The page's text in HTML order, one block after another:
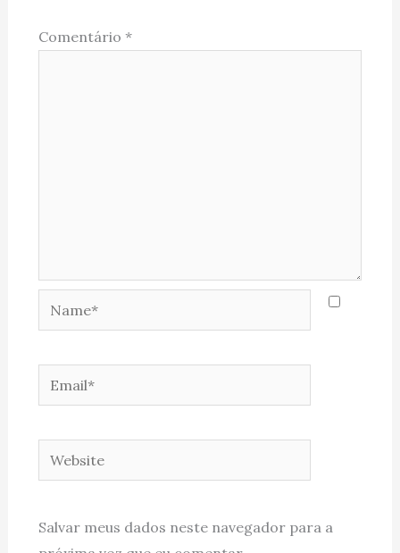
Comentário *
Name*
Email*
Website
Salvar meus dados neste navegador para a